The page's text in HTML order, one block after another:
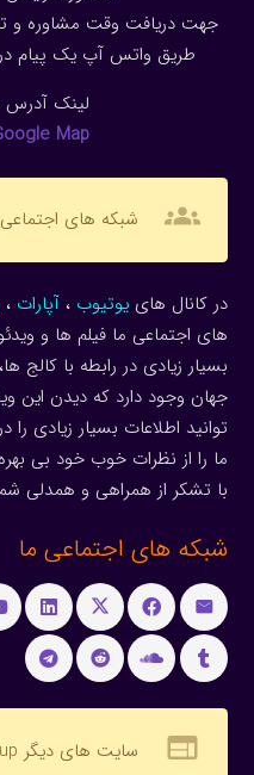
جهت دریافت وقت مشاوره و
طریق واتس آپ یک پیام
لینک
Map
groups شبکه های اجتماعی
در کانال هاییوتیوب ، آپارات ،
های اجتماعی ما فیلم ها و
بسیار زیادی در رابطه با
جهان وجود دارد که دیدن این
توانید اطلاعات بسیار زیادی را
ما را از نظرات خوب خود بی
با تشکر از همراهی و همدلی
شبکه های اجتماعی ما
web سایت های دیگر CIS Group